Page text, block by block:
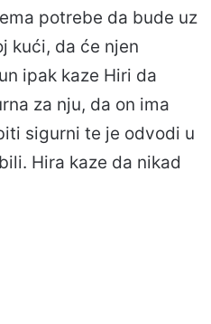
potrebe da bude uz
kući, da će njen
ipak kaze Hiri da
za nju, da on ima
sigurni te je odvodi u
Hira kaze da nikad